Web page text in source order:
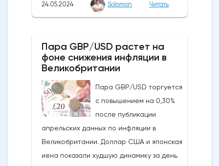
бычьих колебаний, которые могут развеять
криптовалюты.Курс супер-альткоина не
рос до тех пор, пока за неделю до
21Shares и ARK не утвердили спотовые ETF
на Ethereum. К счастью для Ethereum, в
понедельник, 20 мая, ожидания стали
более оптимистичными, что помогло
криптовалюте вырасти более чем на 20%.
Таким образом, Ethereum преодолел
24.05.2024 Solomon Читать
Пара GBP/USD растет на
фоне снижения инфляции в
Великобритании
Пара GBP/USD торгуется
с повышением на 0,30%
после публикации
апрельских данных по инфляции в
Великобритании. Доллар США и японская
иена показали худшую динамику за день.